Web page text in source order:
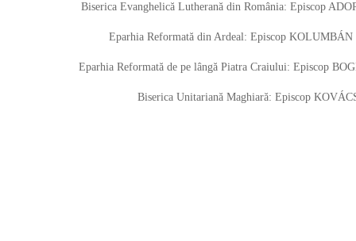
Biserica Evanghelică Lutherană din România: Episcop
Eparhia Reformată din Ardeal: Episcop KOLUMBÁN
Eparhia Reformată de pe lângă Piatra Craiului: Episcop
Biserica Unitariană Maghiară: Episcop